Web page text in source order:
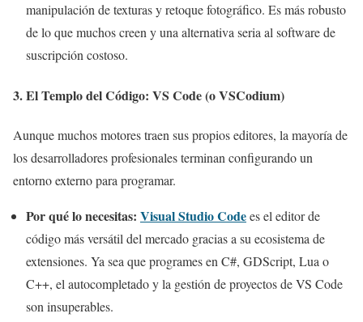
manipulación de texturas y retoque fotográfico. Es más robusto
de lo que muchos creen y una alternativa seria al software de
suscripción costoso.
3. El Templo del Código: VS Code (o VSCodium)
Aunque muchos motores traen sus propios editores, la mayoría de
los desarrolladores profesionales terminan configurando un
entorno externo para programar.
Por qué lo necesitas: Visual Studio Codees el editor de
código más versátil del mercado gracias a su ecosistema de
extensiones. Ya sea que programes en C#, GDScript, Lua o
C++, el autocompletado y la gestión de proyectos de VS Code
son insuperables.